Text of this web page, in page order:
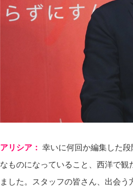
アリシア： 幸いに何回か編集した
なものになっていること、西洋で
ました。
スタッフの皆さん、出会う